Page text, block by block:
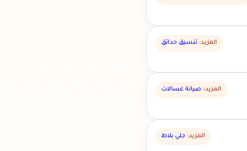
المزيد: تنسيق حدائق
المزيد: صيانة غسالات
المزيد: جلي بلاط